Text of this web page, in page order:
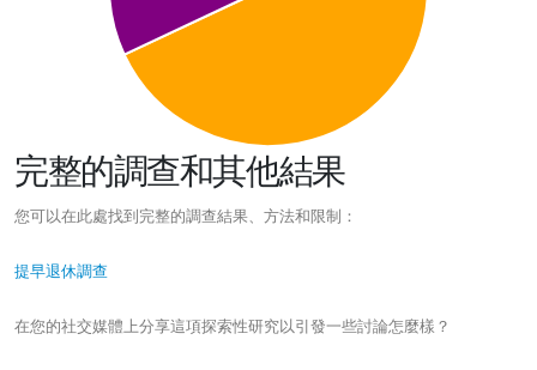
完整的調查和其他結果
您可以在此處找到完整的調查結果、方法和限制：
提早退休調查
在您的社交媒體上分享這項探索性研究以引發一些討論怎麼樣？